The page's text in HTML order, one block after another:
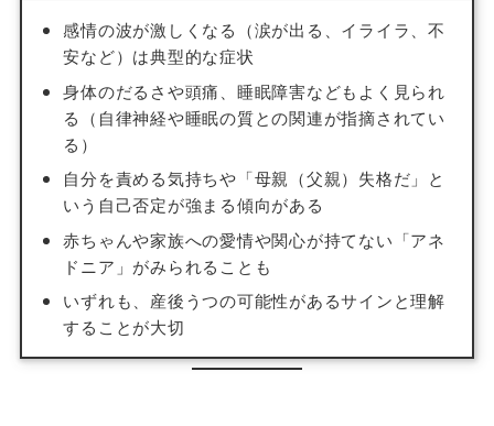
感情の波が激しくなる（涙が出る、イライラ、不
安など）は典型的な症状
身体のだるさや頭痛、睡眠障害などもよく見られ
る（自律神経や睡眠の質との関連が指摘されてい
る）
自分を責める気持ちや「母親（父親）失格だ」と
いう自己否定が強まる傾向がある
赤ちゃんや家族への愛情や関心が持てない「アネ
ドニア」がみられることも
いずれも、産後うつの可能性があるサインと理解
することが大切